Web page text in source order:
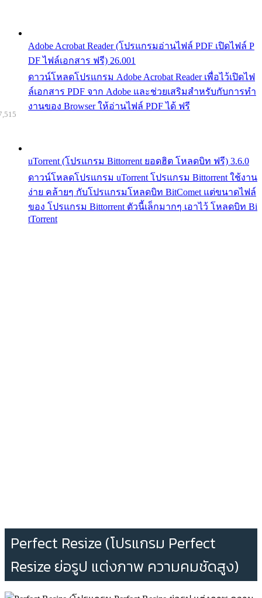
Adobe Acrobat Reader (โปรแกรมอ่านไฟล์ PDF เปิดไฟล์ P
DF ไฟล์เอกสาร ฟรี) 26.001
ดาวน์โหลดโปรแกรม Adobe Acrobat Reader เพื่อไว้เปิดไฟ
ล์เอกสาร PDF จาก Adobe และช่วยเสริมสำหรับกับการทำ
งานของ Browser ให้อ่านไฟล์ PDF ได้ ฟรี
uTorrent (โปรแกรม Bittorrent ยอดฮิต โหลดบิท ฟรี) 3.6.0
ดาวน์โหลดโปรแกรม uTorrent โปรแกรม Bittorrent ใช้งาน
ง่าย คล้ายๆ กับโปรแกรมโหลดบิท BitComet แต่ขนาดไฟล์
ของ โปรแกรม Bittorrent ตัวนี้เล็กมากๆ เอาไว้ โหลดบิท Bi
tTorrent
Perfect Resize (โปรแกรม Perfect
Resize ย่อรูป แต่งภาพ ความคมชัดสูง)